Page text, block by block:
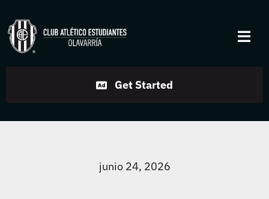
to
content
Disciplinas
Get Started
junio 24, 2026